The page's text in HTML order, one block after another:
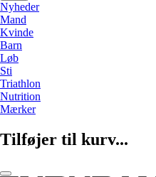
Nyheder
Mand
Kvinde
Barn
Løb
Sti
Triathlon
Nutrition
Mærker
Tilføjer til kurv...